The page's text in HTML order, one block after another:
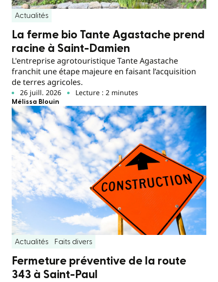
Actualités
La ferme bio Tante Agastache prend
racine à Saint-Damien
L'entreprise agrotouristique Tante Agastache
franchit une étape majeure en faisant l’acquisition
de terres agricoles.
26 juill. 2026 Lecture : 2 minutes
Mélissa Blouin
Actualités Faits divers
Fermeture préventive de la route
343 à Saint-Paul